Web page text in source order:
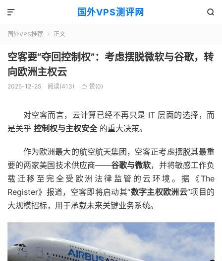
国外VPS测评网 

国外VPS推荐  正文
空客要“夺回控制权”：考虑摆脱微软与谷歌，转
向欧洲主权云
2025-12-25 阅读(413)  赞(0)
对空客而言，云计算已经不再只是 IT 层面的选择，而
是关乎 控制权与主权安全的重大决策。
作为欧洲最大的航空航天集团，空客正考虑摆脱其最重
要的两家美国技术供应商——谷歌与微软，并将敏感工作负
载迁移至完全受欧洲法律监管的云环境。据《The
Register》报道，空客即将启动其“数字主权欧洲云”项目的
大规模招标，用于承载未来关键业务系统。